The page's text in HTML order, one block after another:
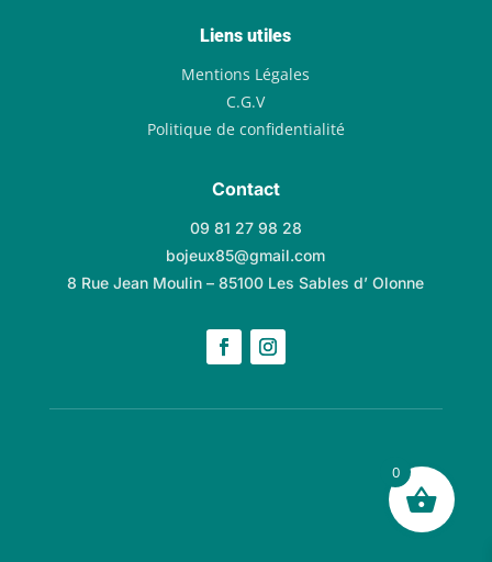
Liens utiles
Mentions Légales
C.G.V
Politique de confidentialité
Contact
09 81 27 98 28
bojeux85@gmail.com
8 Rue Jean Moulin – 85100 Les Sables d’ Olonne
0